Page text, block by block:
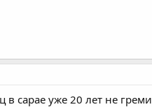
сарае уже 20 лет не